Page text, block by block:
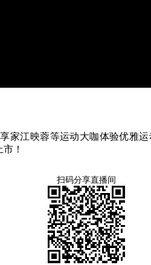
家江映蓉等运动大咖体验优雅
！
扫码分享直播间